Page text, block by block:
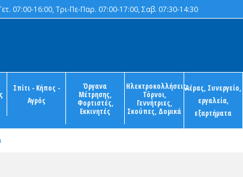
07:00-16:00, Τρι-Πε-Παρ. 07:00-17:00, Σαβ. 07:30-14:30
Σπίτι - Κήπος -
Αγρός
Όργανα
Μέτρησης,
Φορτιστές,
Εκκινητές
Ηλεκτροκολλήσεις,
Τόρνοι,
Γεννήτριες,
Σκούπες, Δομικά
Αέρας, Συνεργείο,
εργαλεία,
εξαρτήματα